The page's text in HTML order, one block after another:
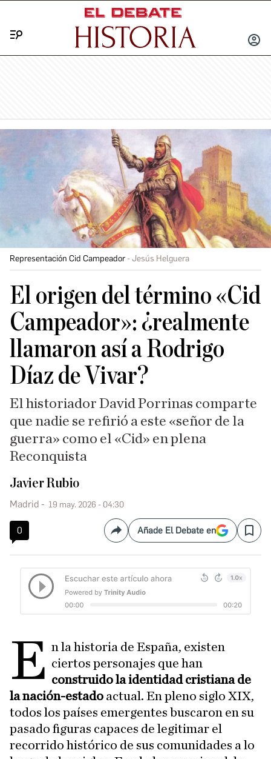
INICIAR
Representación Cid Campeador Jesús Helguera
El origen del término «Cid
Campeador»: ¿realmente
llamaron así a Rodrigo
Díaz de Vivar?
El historiador David Porrinas comparte
que nadie se refirió a este «señor de la
guerra» como el «Cid» en plena
Reconquista
Javier Rubio
Madrid 19 may. 2026 - 04:30
0 CompartirAñade El Debate en Save
E n la historia de España, existen
ciertos personajes que han
construido la identidad cristiana de
la nación-estado actual. En pleno siglo XIX,
todos los países emergentes buscaron en su
pasado figuras capaces de legitimar el
recorrido histórico de sus comunidades a lo